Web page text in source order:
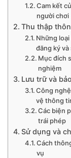
Cam kết
người chơi
Thu thập
Những
đăng ký
Mục đích
nghiệm
Lưu trữ và
Công
vệ thông
Các biện
trái phép
Sử dụng và
Cách
vụ